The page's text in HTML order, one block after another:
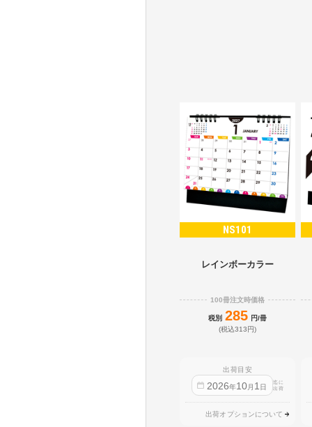
NS101
レインボーカラー
100冊注文時価格
税別 285 円/冊
(税込313円)
出荷目安
2026年10月 1 日
迄に
出荷
出荷オプションについて